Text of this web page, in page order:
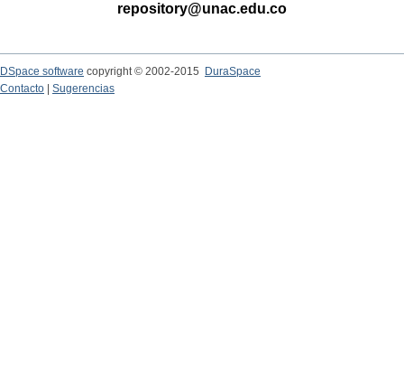
repository@unac.edu.co
DSpace software copyright © 2002-2015
DuraSpace
Contacto
Sugerencias